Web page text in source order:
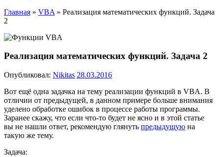
Главная » VBA » Реализация математических функций. Задача
2
Реализация математических функций. Задача 2
Опубликовал: Nikitas 28.03.2016
Вот ещё одна задачка на тему реализации функций в VBA. В
отличии от предыдущей, в данном примере больше внимания
уделено обработке ошибок в процессе работы программы.
Заранее скажу, что если что-то будет не ясно и в этой статье
вы не нашли ответ, рекомендую глянуть предыдущую на
такую же тему.
Задача: